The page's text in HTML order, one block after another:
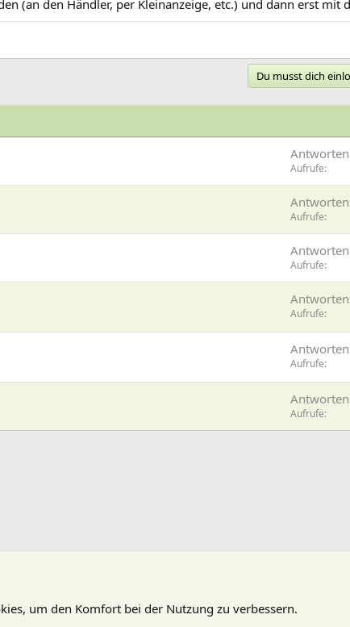
(an den Händler, per Kleinanzeige, etc.) und dann erst mit
Du musst dich
Antworten
Aufrufe
Antworten
Aufrufe
Antworten
Aufrufe
Antworten
Aufrufe
Antworten
Aufrufe
Antworten
Aufrufe
um den Komfort bei der Nutzung zu verbessern.